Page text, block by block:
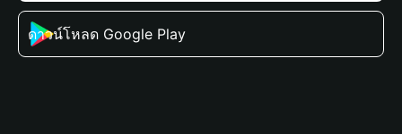
ดาวน์โหลด Google Play